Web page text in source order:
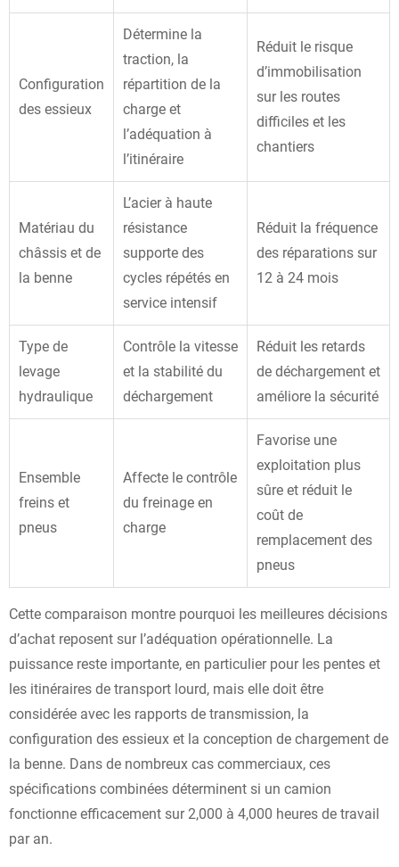
Configuration
des essieux
Détermine la
traction, la
répartition de la
charge et
l’adéquation à
l’itinéraire
Réduit le risque
d’immobilisation
sur les routes
difficiles et les
chantiers
Matériau du
châssis et de
la benne
L’acier à haute
résistance
supporte des
cycles répétés en
service intensif
Réduit la fréquence
des réparations sur
12 à 24 mois
Type de
levage
hydraulique
Contrôle la vitesse
et la stabilité du
déchargement
Réduit les retards
de déchargement et
améliore la sécurité
Ensemble
freins et
pneus
Affecte le contrôle
du freinage en
charge
Favorise une
exploitation plus
sûre et réduit le
coût de
remplacement des
pneus
Cette comparaison montre pourquoi les meilleures décisions
d’achat reposent sur l’adéquation opérationnelle. La
puissance reste importante, en particulier pour les pentes et
les itinéraires de transport lourd, mais elle doit être
considérée avec les rapports de transmission, la
configuration des essieux et la conception de chargement de
la benne. Dans de nombreux cas commerciaux, ces
spécifications combinées déterminent si un camion
fonctionne efficacement sur 2,000 à 4,000 heures de travail
par an.